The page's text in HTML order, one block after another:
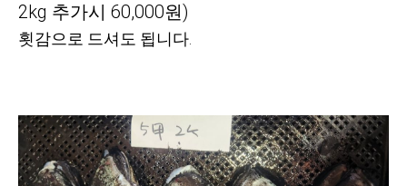
2kg 추가시 60,000원)
횟감으로 드셔도 됩니다.